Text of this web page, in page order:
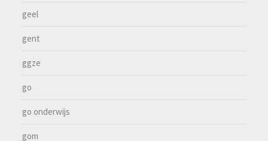
geel
gent
ggze
go
go onderwijs
gom